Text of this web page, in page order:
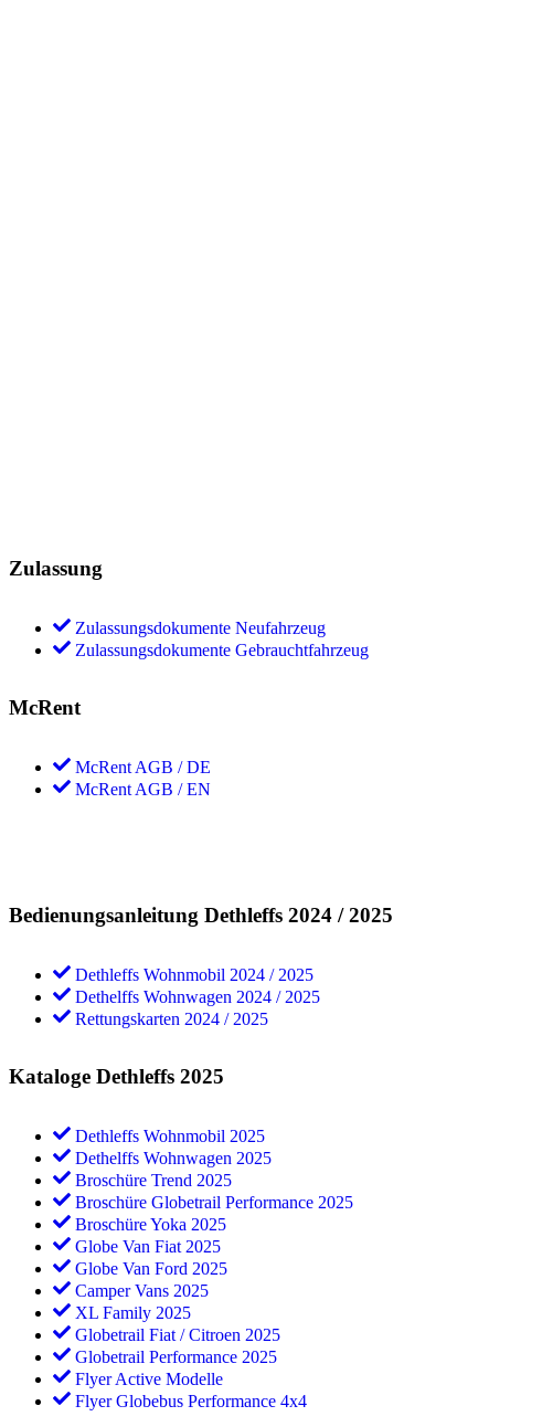
Zulassung
Zulassungsdokumente Neufahrzeug
Zulassungsdokumente Gebrauchtfahrzeug
McRent
McRent AGB / DE
McRent AGB / EN
Bedienungsanleitung Dethleffs 2024 / 2025
Dethleffs Wohnmobil 2024 / 2025
Dethelffs Wohnwagen 2024 / 2025
Rettungskarten 2024 / 2025
Kataloge Dethleffs 2025
Dethleffs Wohnmobil 2025
Dethelffs Wohnwagen 2025
Broschüre Trend 2025
Broschüre Globetrail Performance 2025
Broschüre Yoka 2025
Globe Van Fiat 2025
Globe Van Ford 2025
Camper Vans 2025
XL Family 2025
Globetrail Fiat / Citroen 2025
Globetrail Performance 2025
Flyer Active Modelle
Flyer Globebus Performance 4x4